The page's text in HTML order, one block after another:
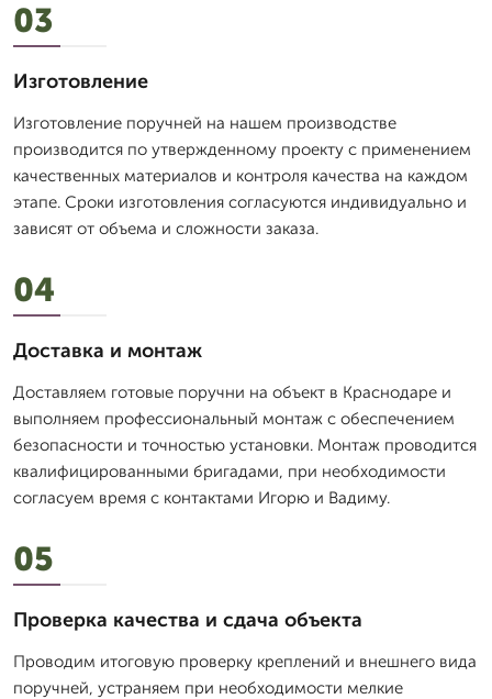
03
Изготовление
Изготовление поручней на нашем производстве
производится по утвержденному проекту с применением
качественных материалов и контроля качества на каждом
этапе. Сроки изготовления согласуются индивидуально и
зависят от объема и сложности заказа.
04
Доставка и монтаж
Доставляем готовые поручни на объект в Краснодаре и
выполняем профессиональный монтаж с обеспечением
безопасности и точностью установки. Монтаж проводится
квалифицированными бригадами, при необходимости
согласуем время с контактами Игорю и Вадиму.
05
Проверка качества и сдача объекта
Проводим итоговую проверку креплений и внешнего вида
поручней, устраняем при необходимости мелкие